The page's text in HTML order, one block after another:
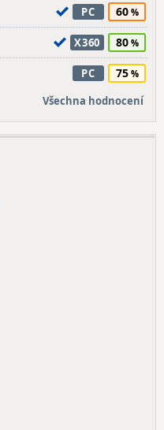
PC 60
X360 80
PC 75
Všechna hodnocení